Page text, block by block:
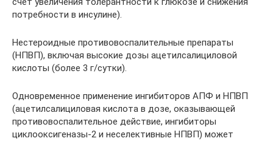
потребности в инсулине).
Нестероидные противовоспалительные препараты
(НПВП), включая высокие дозы ацетилсалициловой
кислоты (более 3 г/сутки).
Одновременное применение ингибиторов АПФ и НПВП
(ацетилсалициловая кислота в дозе, оказывающей
противовоспалительное действие, ингибиторы
циклооксигеназы-2 и неселективные НПВП) может